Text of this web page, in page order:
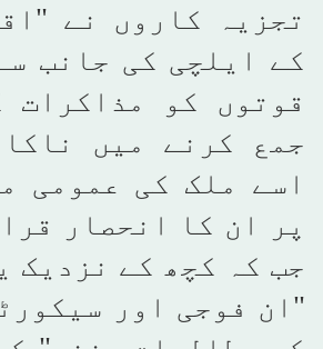
تجزیہ کاروں نے
کے ایلچی کی جانب
قوتوں کو مذاکرات
جمع کرنے میں
اسے ملک کی عمومی
پر ان کا انحصار
جب کہ کچھ کے نزدیک
"ان فوجی اور